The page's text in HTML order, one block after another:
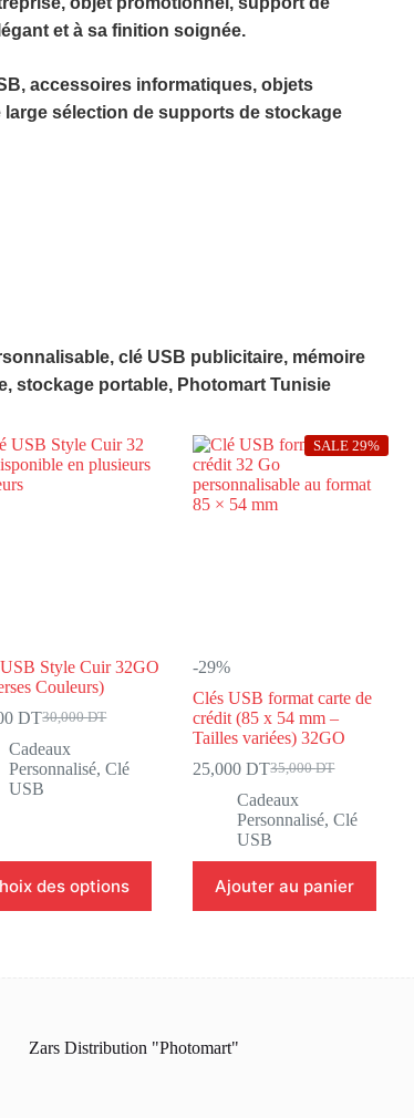
et à sa finition soignée.
accessoires informatiques, objets
sélection de supports de stockage
clé USB publicitaire, mémoire
stockage portable, Photomart Tunisie
Style Cuir 32GO
Couleurs)
30,000DT
Le
prix
initial
était :
DTLe
prix
actuel
est :
Cadeaux
Personnalisé,Clé
USB
des options
-29%
Clés USB format carte de
crédit (85 x 54 mm –
Tailles variées) 32GO
SALE 29%
35,000DT
Le
prix
initial
était :
25,000DTLe
prix
actuel
est :
Cadeaux
Personnalisé,Clé
USB
Ajouter au panier
Zars Distribution "Photomart"